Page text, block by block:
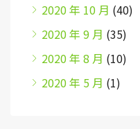
2020 年 10 月 (40)
2020 年 9 月 (35)
2020 年 8 月 (10)
2020 年 5 月 (1)